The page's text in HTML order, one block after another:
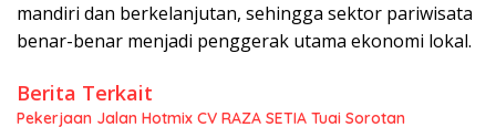
mandiri dan berkelanjutan, sehingga sektor pariwisata
benar-benar menjadi penggerak utama ekonomi lokal.
Berita Terkait
Pekerjaan Jalan Hotmix CV RAZA SETIA Tuai Sorotan